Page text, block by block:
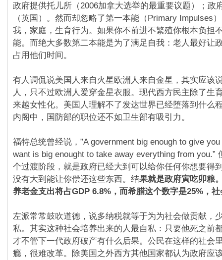
政府提供托儿所（2006加拿大选举的最重要议题）；政
（英国）。然而却忽略了第一本能（Primary Impulses
我，家庭，生育行为。如果你不前进不繁殖你根本负担
能。而绝大多数第二本能是为了满足自我：老人最好让
占用他们时间。
有人调侃说美国人来自火星欧洲人来自金星，其实应该
人，只不过欧洲人爱穿金星衣服。现代西方民主除了生
来越女性化。美国人理解不了发达世界已经堕落到什么
内阁中，国防部的职位还不如卫生部有吸引力。
福特总统曾经说，”A government big enough to give
want is big enought to take away everything from you.”
个过渡阶段，就是政府已经大到可以给你任何你想要得
没有大到能让你偿还这些东西。结果就是政府寅吃卯粮
养老金支出将占GDP 6.8%，而希腊这个数字是25%，
左派常常鼓吹道德，说多纳税就等于为为社会做贡献，
私。其实这种社会培养出来的人最自私：只要他死之前
才不管下一代政府破产有什么后果。公民在这样的社会
瘾，很难改革。除美国之外西方其他国家都认为政府应